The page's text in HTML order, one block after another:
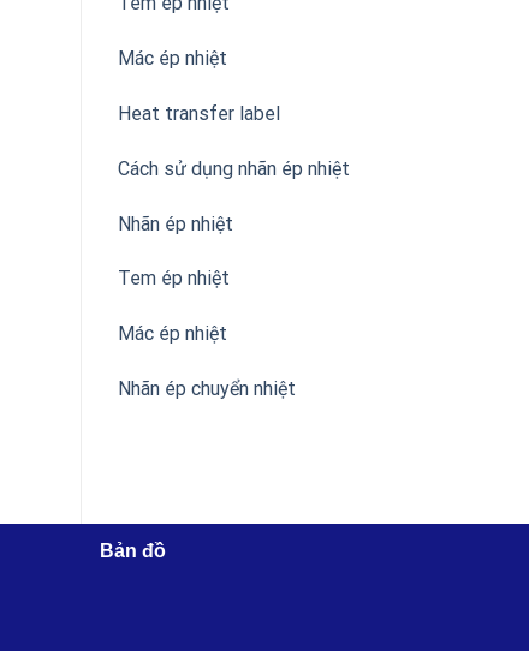
Mác ép nhiệt
Heat transfer label
Cách sử dụng nhãn ép nhiệt
Nhãn ép nhiệt
Tem ép nhiệt
Mác ép nhiệt
Nhãn ép chuyển nhiệt
Bản đồ